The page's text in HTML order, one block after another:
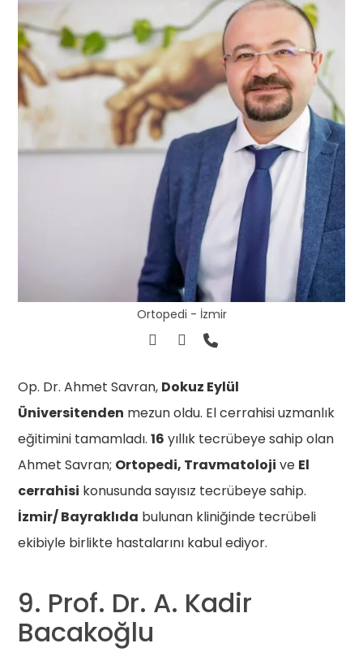
Ortopedi - İzmir
Op. Dr. Ahmet Savran, Dokuz Eylül
Üniversitenden mezun oldu. El cerrahisi uzmanlık
eğitimini tamamladı.16 yıllık tecrübeye sahip olan
Ahmet Savran; Ortopedi, Travmatoloji ve El
cerrahisi konusunda sayısız tecrübeye sahip.
İzmir/ Bayraklıda bulunan kliniğinde tecrübeli
ekibiyle birlikte hastalarını kabul ediyor.
9. Prof. Dr. A. Kadir
Bacakoğlu